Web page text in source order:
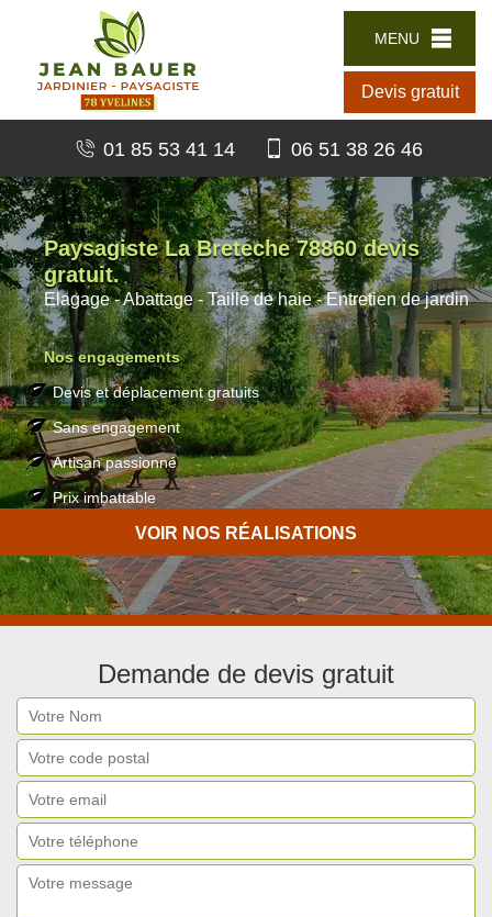
MENU
Devis gratuit
01 85 53 41 14 06 51 38 26 46
Paysagiste La Breteche 78860 devis
gratuit.
Elagage - Abattage - Taille de haie - Entretien de jardin
VOIR NOS RÉALISATIONS
Nos engagements
Devis et déplacement gratuits
Sans engagement
Artisan passionné
Prix imbattable
Travail de qualité
Demande de devis gratuit